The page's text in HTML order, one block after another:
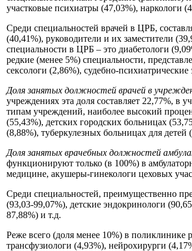
участковые психиатры (47,03%), наркологи
Среди специальностей врачей в ЦРБ,
(40,41%), руководители и их заместители
специальности в ЦРБ – это диабетологи
редкие (менее 5%) специальности,
сексологи (2,86%), судебно-
Доля занятых должностей врачей в
учреждениях эта доля составляет 22,77%, в
типам учреждений, наиболее высокий
(55,43%), детских городских больницах
(8,88%), туберкулезных больницах для
Доля занятых врачебных должностей
функционируют только (в 100%) в
медицине, акушеры-гинекологи цеховых
Среди специальностей, преимущественно
(93,03-99,07%), детские эндокринологи
87,88%) и т.д.
Реже всего (доля менее 10%) в поликлинике
трансфузиологи (4,93%), нейрохирурги